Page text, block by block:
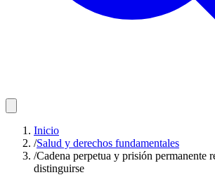
Inicio
/Salud y derechos fundamentales
/Cadena perpetua y prisión permanente
distinguirse